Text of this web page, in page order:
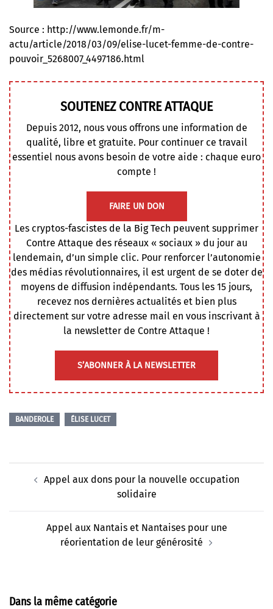
Source : http://www.lemonde.fr/m-
actu/article/2018/03/09/elise-lucet-femme-de-contre-
pouvoir_5268007_4497186.html
SOUTENEZ CONTRE ATTAQUE
Depuis 2012, nous vous offrons une information de
qualité, libre et gratuite. Pour continuer ce travail
essentiel nous avons besoin de votre aide : chaque euro
compte !
FAIRE UN DON
Les cryptos-fascistes de la Big Tech peuvent supprimer
Contre Attaque des réseaux « sociaux » du jour au
lendemain, d’un simple clic. Pour renforcer l’autonomie
des médias révolutionnaires, il est urgent de se doter de
moyens de diffusion indépendants. Tous les 15 jours,
recevez nos dernières actualités et bien plus
directement sur votre adresse mail en vous inscrivant à
la newsletter de Contre Attaque !
S’ABONNER À LA NEWSLETTER
BANDEROLE ÉLISE LUCET
d’articleAppel aux dons pour la nouvelle occupation
solidaire
Appel aux Nantais et Nantaises pour une
réorientation de leur générosité
Dans la même catégorie